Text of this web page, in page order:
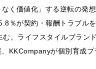
く価値化」する逆転の発
％が契約・報酬トラブ
む。ライフスタイルブラン
KKCompanyが個別育成